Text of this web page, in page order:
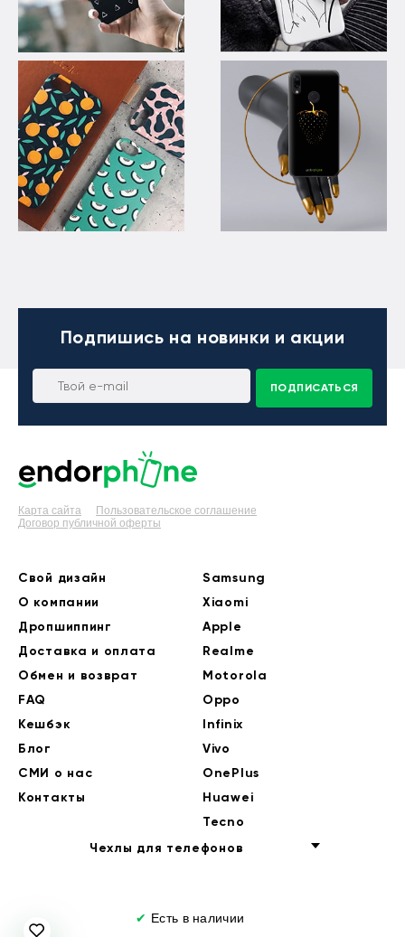
✔ Есть в наличии
Подпишись на новинки и акции
ПОДПИСАТЬСЯ
Карта сайта
Пользовательское соглашение
Договор публичной оферты
Свой дизайн
О компании
Дропшиппинг
Доставка и оплата
Обмен и возврат
FAQ
Кешбэк
Блог
СМИ о нас
Контакты
Samsung
Xiaomi
Apple
Realme
Motorola
Oppo
Infinix
Vivo
OnePlus
Huawei
Tecno
Чехлы для телефонов